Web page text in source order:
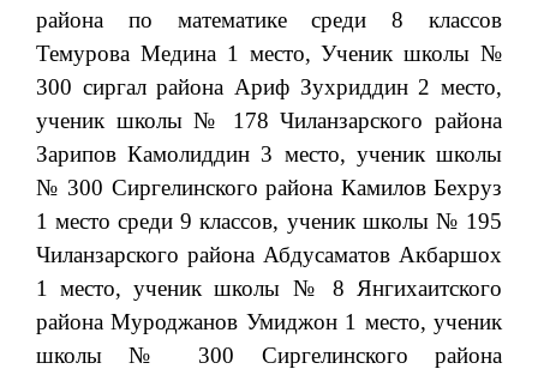
района по математике среди 8 классов
Темурова Медина 1 место, Ученик школы №
300 сиргал района Ариф Зухриддин 2 место,
ученик школы № 178 Чиланзарского района
Зарипов Камолиддин 3 место, ученик школы
№ 300 Сиргелинского района Камилов Бехруз
1 место среди 9 классов, ученик школы № 195
Чиланзарского района Абдусаматов Акбаршох
1 место, ученик школы № 8 Янгихаитского
района Муроджанов Умиджон 1 место, ученик
школы № 300 Сиргелинского района